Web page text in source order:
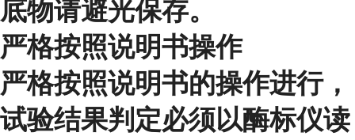
底物请避光保存。
严格按照说明书操作
严格按照说明书的操作进行，
试验结果判定必须以酶标仪读